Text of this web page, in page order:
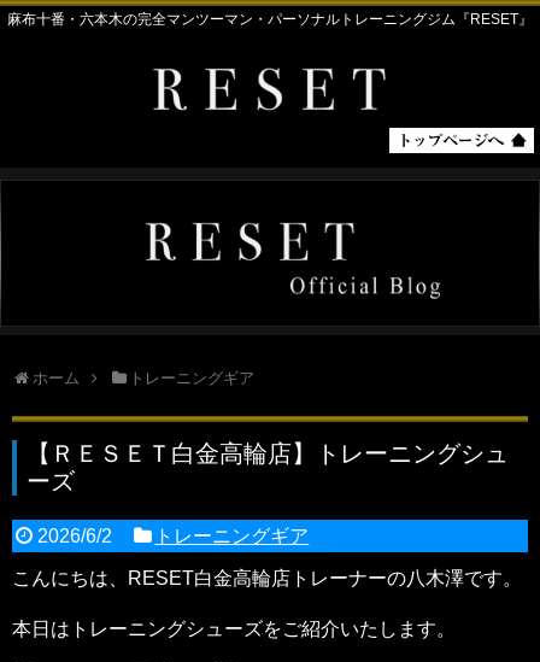
麻布十番・六本木の完全マンツーマン・パーソナルトレーニングジム『RESET』
ホーム トレーニングギア
【ＲＥＳＥＴ白金高輪店】トレーニングシュ
ーズ
2026/6/2 トレーニングギア
こんにちは、RESET白金高輪店トレーナーの八木澤です。
本日はトレーニングシューズをご紹介いたします。